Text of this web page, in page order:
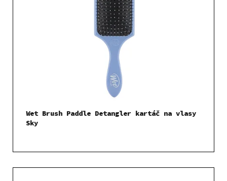
Wet Brush Paddle Detangler kartáč na vlasy
Sky